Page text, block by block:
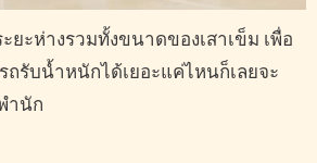
ะห่างรวมทั้งขนาดของเสาเข็ม เพื่อ
ถรับน้ำหนักได้เยอะแค่ไหนก็เลยจะ
ำนัก